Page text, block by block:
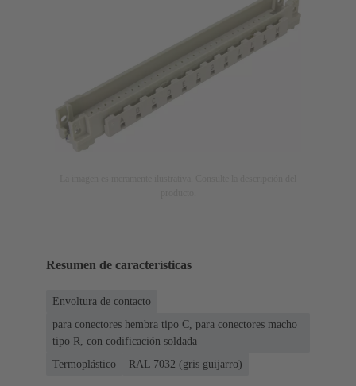
Resumen de características
Envoltura de contacto
para conectores hembra tipo C, para conectores macho
tipo R, con codificación soldada
Termoplástico
RAL 7032 (gris guijarro)